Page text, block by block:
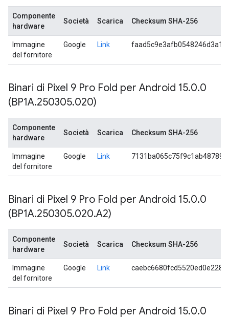
Componente
hardware
Società Scarica Checksum SHA-256
Immagine
del fornitore
Google Link
Binari di Pixel 9 Pro Fold per Android 15.0.0
(BP1A.250305.020)
Componente
hardware
Società Scarica Checksum SHA-256
Immagine
del fornitore
Google Link
Binari di Pixel 9 Pro Fold per Android 15.0.0
(BP1A.250305.020.A2)
Componente
hardware
Società Scarica Checksum SHA-256
Immagine
del fornitore
Google Link
Binari di Pixel 9 Pro Fold per Android 15.0.0